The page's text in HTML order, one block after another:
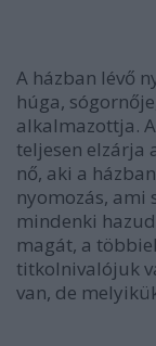
A házban lévő
húga,
alkalmazottja.
teljesen elzárja
nő, aki a
nyomozás, ami
mindenki
magát, a
titkolnivalójuk
van, de